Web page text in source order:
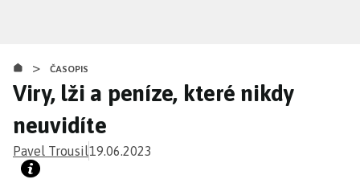
obsahu
> ČASOPIS
Viry, lži a peníze, které nikdy
neuvidíte
Pavel Trousil19.06.2023